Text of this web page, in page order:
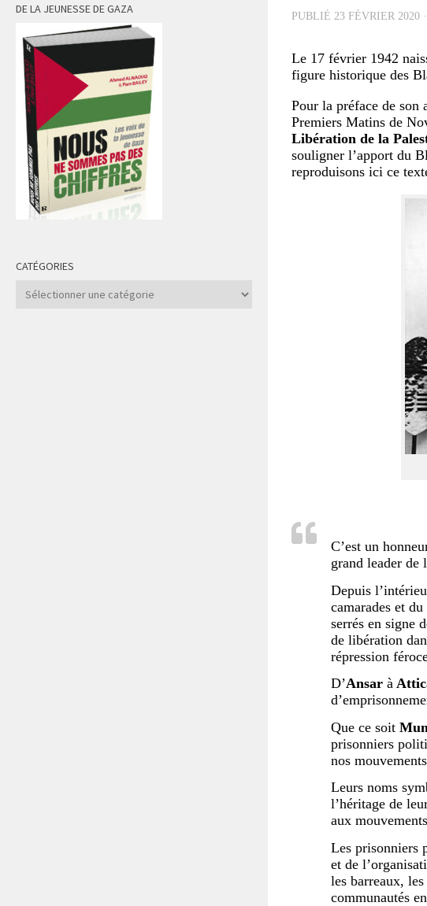
PUBLIÉ 23 FÉVRIER 2020
Le 17 février 1942
figure historique des
Pour la préface de son
Premiers Matins de
Libération de la
souligner l’apport du
reproduisons ici ce
C’est un
grand leader
Depuis
camarades et
serrés en signe
de libération
répression
D’Ansar à
Que ce soit
prisonniers
nos
Leurs noms
l’héritage de
aux
Les prisonniers
et de
les barreaux,
communautés
DE LA JEUNESSE DE GAZA
CATÉGORIES
Catégories